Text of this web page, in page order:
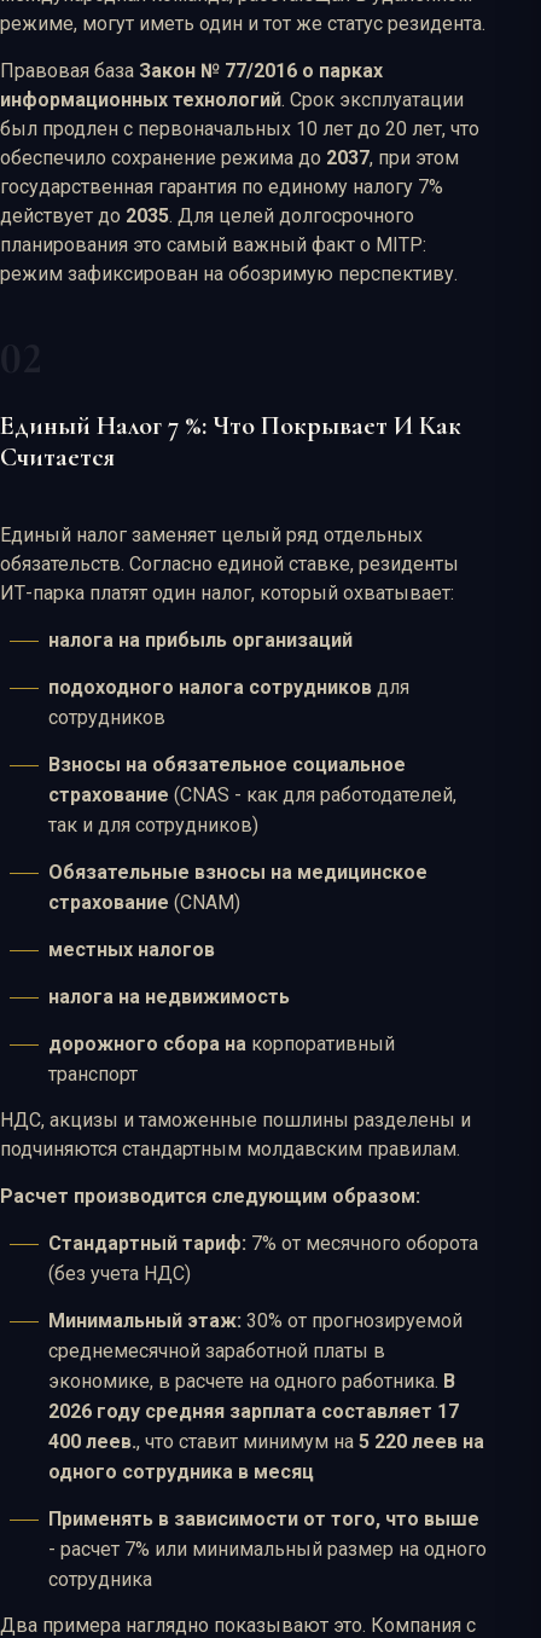
режиме, могут иметь один и тот же статус резидента.
Правовая база Закон № 77/2016 о парках
информационных технологий. Срок эксплуатации
был продлен с первоначальных 10 лет до 20 лет, что
обеспечило сохранение режима до 2037, при этом
государственная гарантия по единому налогу 7%
действует до 2035. Для целей долгосрочного
планирования это самый важный факт о MITP:
режим зафиксирован на обозримую перспективу.
Единый Налог 7 %: Что Покрывает И Как
Считается
Единый налог заменяет целый ряд отдельных
обязательств. Согласно единой ставке, резиденты
ИТ-парка платят один налог, который охватывает:
налога на прибыль организаций
подоходного налога сотрудников для
сотрудников
Взносы на обязательное социальное
страхование (CNAS - как для работодателей,
так и для сотрудников)
Обязательные взносы на медицинское
страхование (CNAM)
местных налогов
налога на недвижимость
дорожного сбора на корпоративный
транспорт
НДС, акцизы и таможенные пошлины разделены и
подчиняются стандартным молдавским правилам.
Расчет производится следующим образом:
Стандартный тариф: 7% от месячного оборота
(без учета НДС)
Минимальный этаж: 30% от прогнозируемой
среднемесячной заработной платы в
экономике, в расчете на одного работника. В
2026 году средняя зарплата составляет 17
400 леев., что ставит минимум на 5 220 леев на
одного сотрудника в месяц
Применять в зависимости от того, что выше
- расчет 7% или минимальный размер на одного
сотрудника
Два примера наглядно показывают это. Компания с